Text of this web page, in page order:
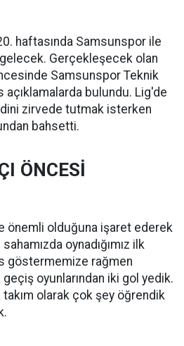
haftasında Samsunspor ile
gelecek. Gerçekleşecek olan
Samsunspor Teknik
açıklamalarda bulundu. Lig'de
zirvede tutmak isterken
bahsetti.
ÖNCESİ
önemli olduğuna işaret ederek
oynadığımız ilk
göstermemize rağmen
oyunlarından iki gol yedik.
olarak çok şey öğrendik